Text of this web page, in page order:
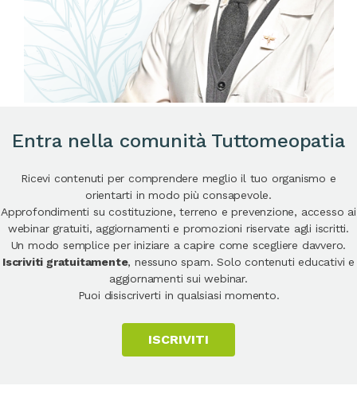
Entra nella comunità Tuttomeopatia
Ricevi contenuti per comprendere meglio il tuo organismo e
orientarti in modo più consapevole.
Approfondimenti su costituzione, terreno e prevenzione, accesso ai
webinar gratuiti, aggiornamenti e promozioni riservate agli iscritti.
Un modo semplice per iniziare a capire come scegliere davvero.
Iscriviti gratuitamente, nessuno spam. Solo contenuti educativi e
aggiornamenti sui webinar.
Puoi disiscriverti in qualsiasi momento.
ISCRIVITI